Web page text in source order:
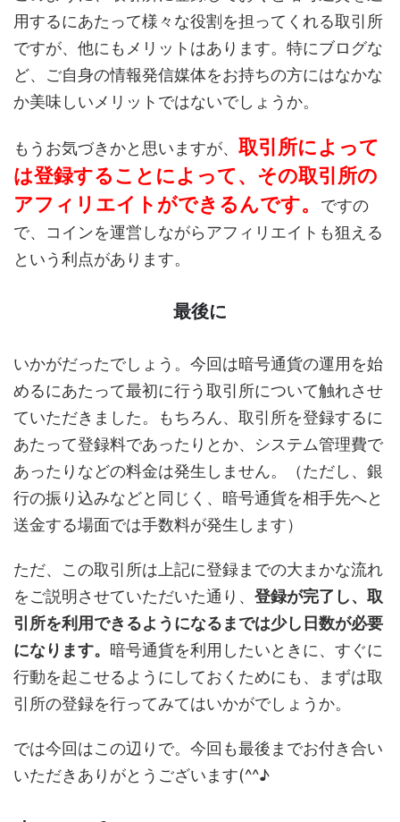
用するにあたって様々な役割を担ってくれる取引所
ですが、他にもメリットはあります。特にブログな
ど、ご自身の情報発信媒体をお持ちの方にはなかな
か美味しいメリットではないでしょうか。
もうお気づきかと思いますが、 取引所によって
は登録することによって、その取引所の
アフィリエイトができるんです。
ですの
で、コインを運営しながらアフィリエイトも狙える
という利点があります。
最後に
いかがだったでしょう。今回は暗号通貨の運用を始
めるにあたって最初に行う取引所について触れさせ
ていただきました。もちろん、取引所を登録するに
あたって登録料であったりとか、システム管理費で
あったりなどの料金は発生しません。（ただし、銀
行の振り込みなどと同じく、暗号通貨を相手先へと
送金する場面では手数料が発生します）
ただ、この取引所は上記に登録までの大まかな流れ
をご説明させていただいた通り、 登録が完了し、取
引所を利用できるようになるまでは少し日数が必要
になります。 暗号通貨を利用したいときに、すぐに
行動を起こせるようにしておくためにも、まずは取
引所の登録を行ってみてはいかがでしょうか。
では今回はこの辺りで。今回も最後までお付き合い
いただきありがとうございます(^^♪